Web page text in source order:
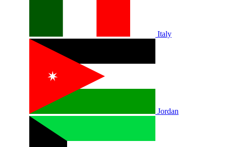
Italy
Jordan